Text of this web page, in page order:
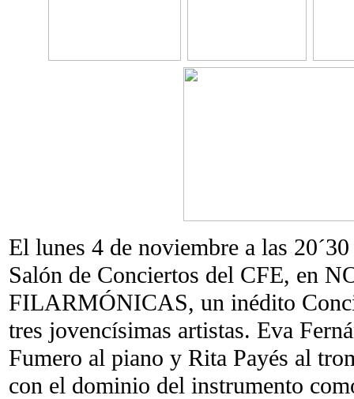
El lunes 4 de noviembre a las
Salón de Conciertos del CFE, en
FILARMÓNICAS, un inédito
tres jovencísimas artistas. Eva
Fumero al piano y Rita Payés al
con el dominio del instrumento